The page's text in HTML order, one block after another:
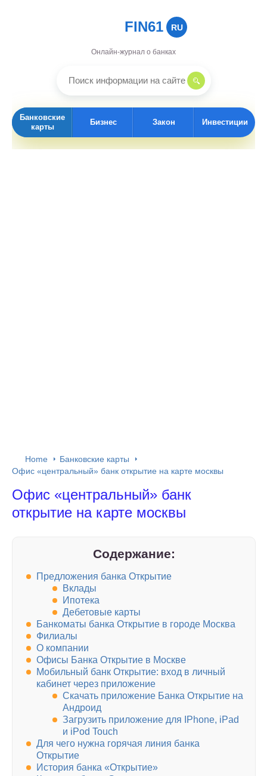
FIN61 RU
Онлайн-журнал о банках
Банковские
карты
Бизнес Закон Инвестиции
Home
Банковские карты
Офис «центральный» банк открытие на карте москвы
Офис «центральный» банк
открытие на карте москвы
Содержание:
Предложения банка Открытие
Вклады
Ипотека
Дебетовые карты
Банкоматы банка Открытие в городе Москва
Филиалы
О компании
Офисы Банка Открытие в Москве
Мобильный банк Открытие: вход в личный
кабинет через приложение
Скачать приложение Банка Открытие на
Андроид
Загрузить приложение для IPhone, iPad
и iPod Touch
Для чего нужна горячая линия банка
Открытие
История банка «Открытие»